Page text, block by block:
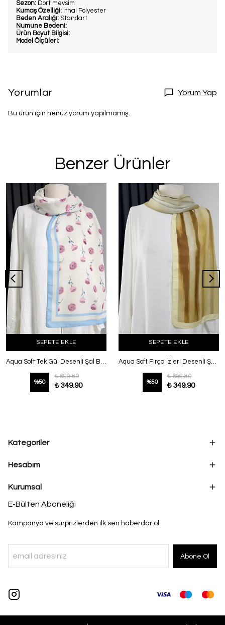
Sezon: Dört mevsim
Kumaş Özelliği: İthal Polyester
Beden Aralığı: Standart
Numune Bedeni:
Ürün Boyut Bilgisi:
Model Ölçüleri:
Yorumlar Yorum Yap
Bu ürün için henüz yorum yapılmamış.
Benzer Ürünler
SEPETE EKLE
Aqua Soft Tek Gül Desenli Şal Bebe Mavi
%50
₺ 699.80
₺ 349.90
SEPETE EKLE
Aqua Soft Fırça İzleri Desenli Şal Sarı
%50
₺ 699.80
₺ 349.90
Kategoriler
Hesabım
Kurumsal
E-Bülten Aboneliği
Kampanya ve sürprizlerden ilk sen haberdar ol.
Abone Ol